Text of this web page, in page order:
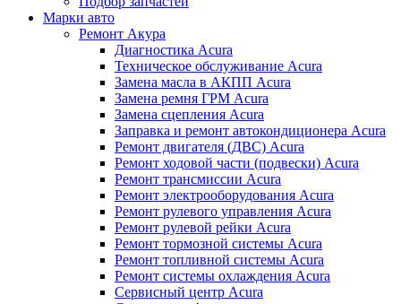
Марки авто
Ремонт Акура
Диагностика Acura
Техническое обслуживание Acura
Замена масла в АКПП Acura
Замена ремня ГРМ Acura
Замена сцепления Acura
Заправка и ремонт автокондиционера Acura
Ремонт двигателя (ДВС) Acura
Ремонт ходовой части (подвески) Acura
Ремонт трансмиссии Acura
Ремонт электрооборудования Acura
Ремонт рулевого управления Acura
Ремонт рулевой рейки Acura
Ремонт тормозной системы Acura
Ремонт топливной системы Acura
Ремонт системы охлаждения Acura
Сервисный центр Acura